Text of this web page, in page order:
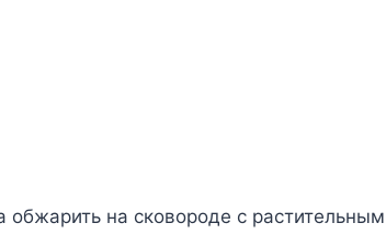
на сковороде с растительным